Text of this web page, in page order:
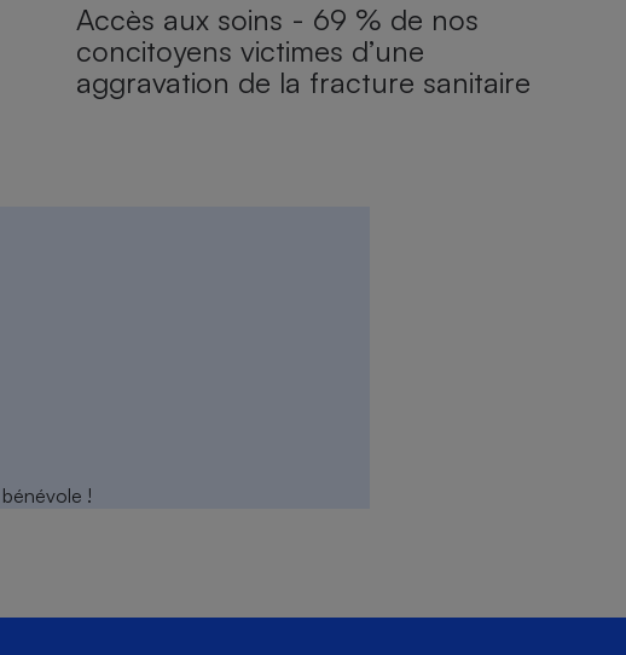
Accès aux soins - 69 % de nos
concitoyens victimes d’une
aggravation de la fracture sanitaire